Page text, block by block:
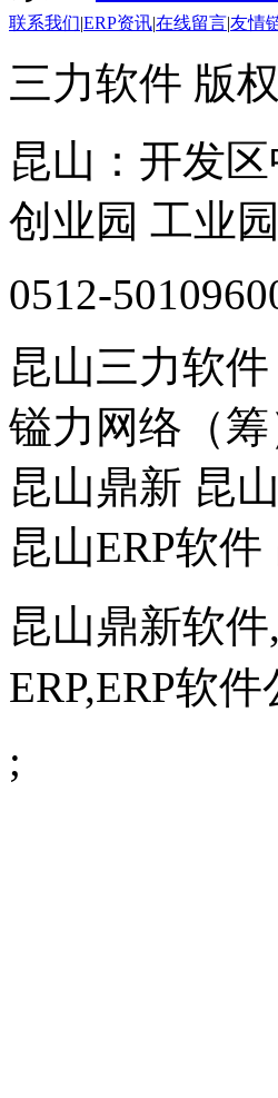
联系我们|ERP资讯|在线留言|友情
三力软件 版
昆山：开发
创业园 工业
0512-
昆山三力软
镒力网络（筹
昆山鼎新 昆
昆山ERP软
昆山鼎新软
ERP,ERP软件
;